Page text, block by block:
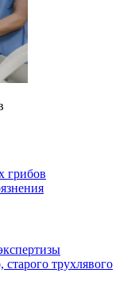
грибов
старого трухлявого